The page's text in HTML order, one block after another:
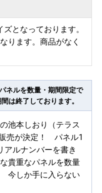
となっております。
ります。商品がなく
ネルを数量・期間限定で
終了しております。
池本しおり（テラス
売が決定！ パネル1
アルナンバーを書き
貴重なパネルを数量
今しか手に入らない